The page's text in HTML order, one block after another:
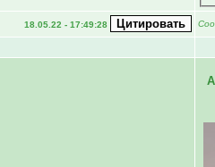
18.05.22 - 17:49:28